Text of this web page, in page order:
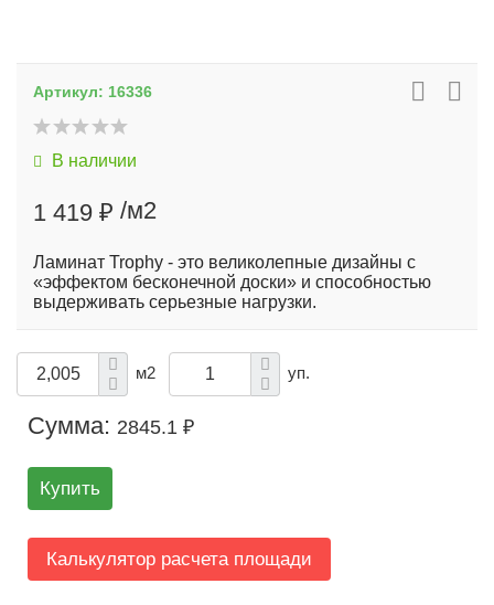
Артикул: 16336
В наличии
1 419 ₽ /м2
Ламинат Trophy - это великолепные дизайны с
«эффектом бесконечной доски» и способностью
выдерживать серьезные нагрузки.
м2 уп.
Сумма: 2845.1 ₽
Купить
Калькулятор расчета площади